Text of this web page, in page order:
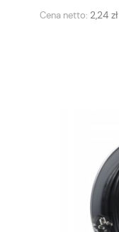
Cena netto: 2,24 zł